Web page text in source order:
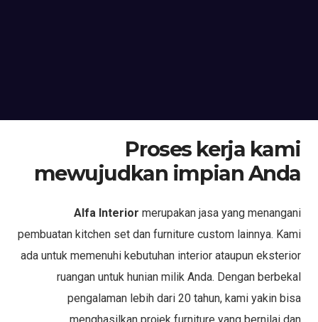
Proses kerja kami
mewujudkan impian Anda
Alfa Interior merupakan jasa yang menangani
pembuatan kitchen set dan furniture custom lainnya. Kami
ada untuk memenuhi kebutuhan interior ataupun eksterior
ruangan untuk hunian milik Anda. Dengan berbekal
pengalaman lebih dari 20 tahun, kami yakin bisa